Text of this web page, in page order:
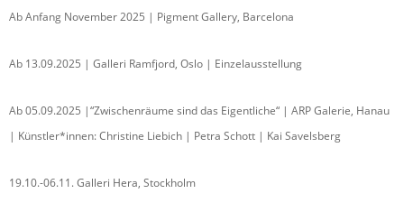
Ab Anfang November 2025 | Pigment Gallery, Barcelona
Ab 13.09.2025 | Galleri Ramfjord, Oslo | Einzelausstellung
Ab 05.09.2025 |“Zwischenräume sind das Eigentliche“ | ARP Galerie, Hanau
| Künstler*innen: Christine Liebich | Petra Schott | Kai Savelsberg
19.10.-06.11. Galleri Hera, Stockholm